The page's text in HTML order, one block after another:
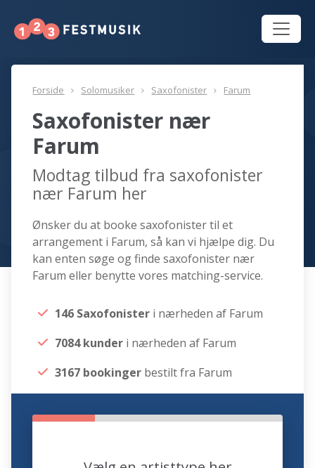
Forside Solomusiker Saxofonister Farum
Saxofonister nær
Farum
Modtag tilbud fra saxofonister
nær Farum her
Ønsker du at booke saxofonister til et
arrangement i Farum, så kan vi hjælpe dig. Du
kan enten søge og finde saxofonister nær
Farum eller benytte vores matching-service.
146 Saxofonister i nærheden af Farum
7084 kunder i nærheden af Farum
3167 bookinger bestilt fra Farum